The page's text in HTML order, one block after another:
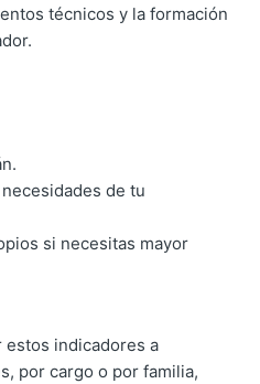
técnicos y la formación
de tu
si necesitas mayor
estos indicadores a
por cargo o por familia,